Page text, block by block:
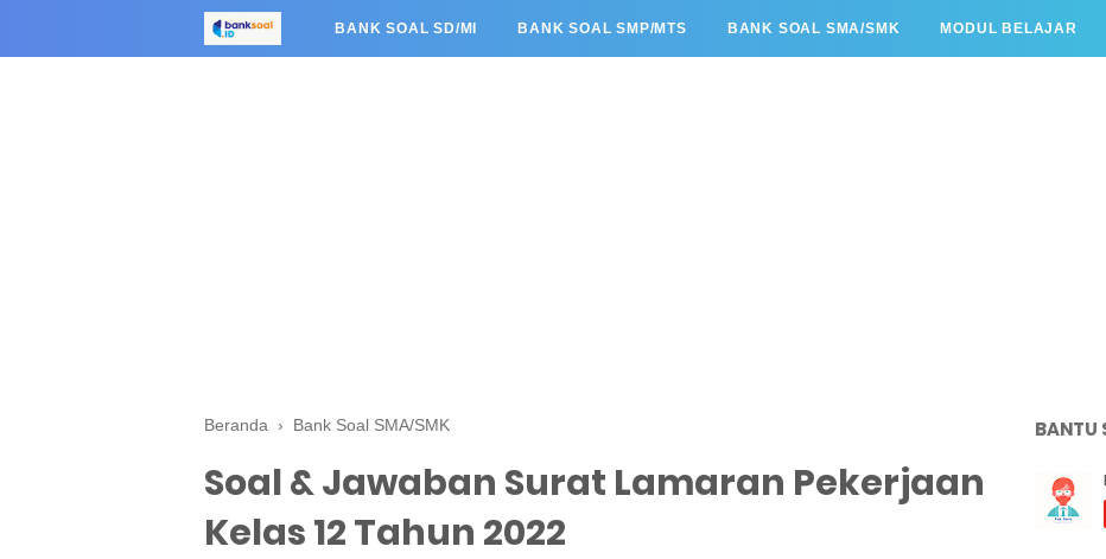
BANK SOAL SD/MI BANK SOAL SMP/MTS BANK SOAL SMA/SMK MODUL BELAJAR
Beranda › Bank Soal SMA/SMK
Soal & Jawaban Surat Lamaran Pekerjaan
Kelas 12 Tahun 2022
BANTU